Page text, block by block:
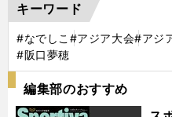
キーワード
#なでしこ #アジア大会#アジ
#阪口夢穂
編集部のおすすめ